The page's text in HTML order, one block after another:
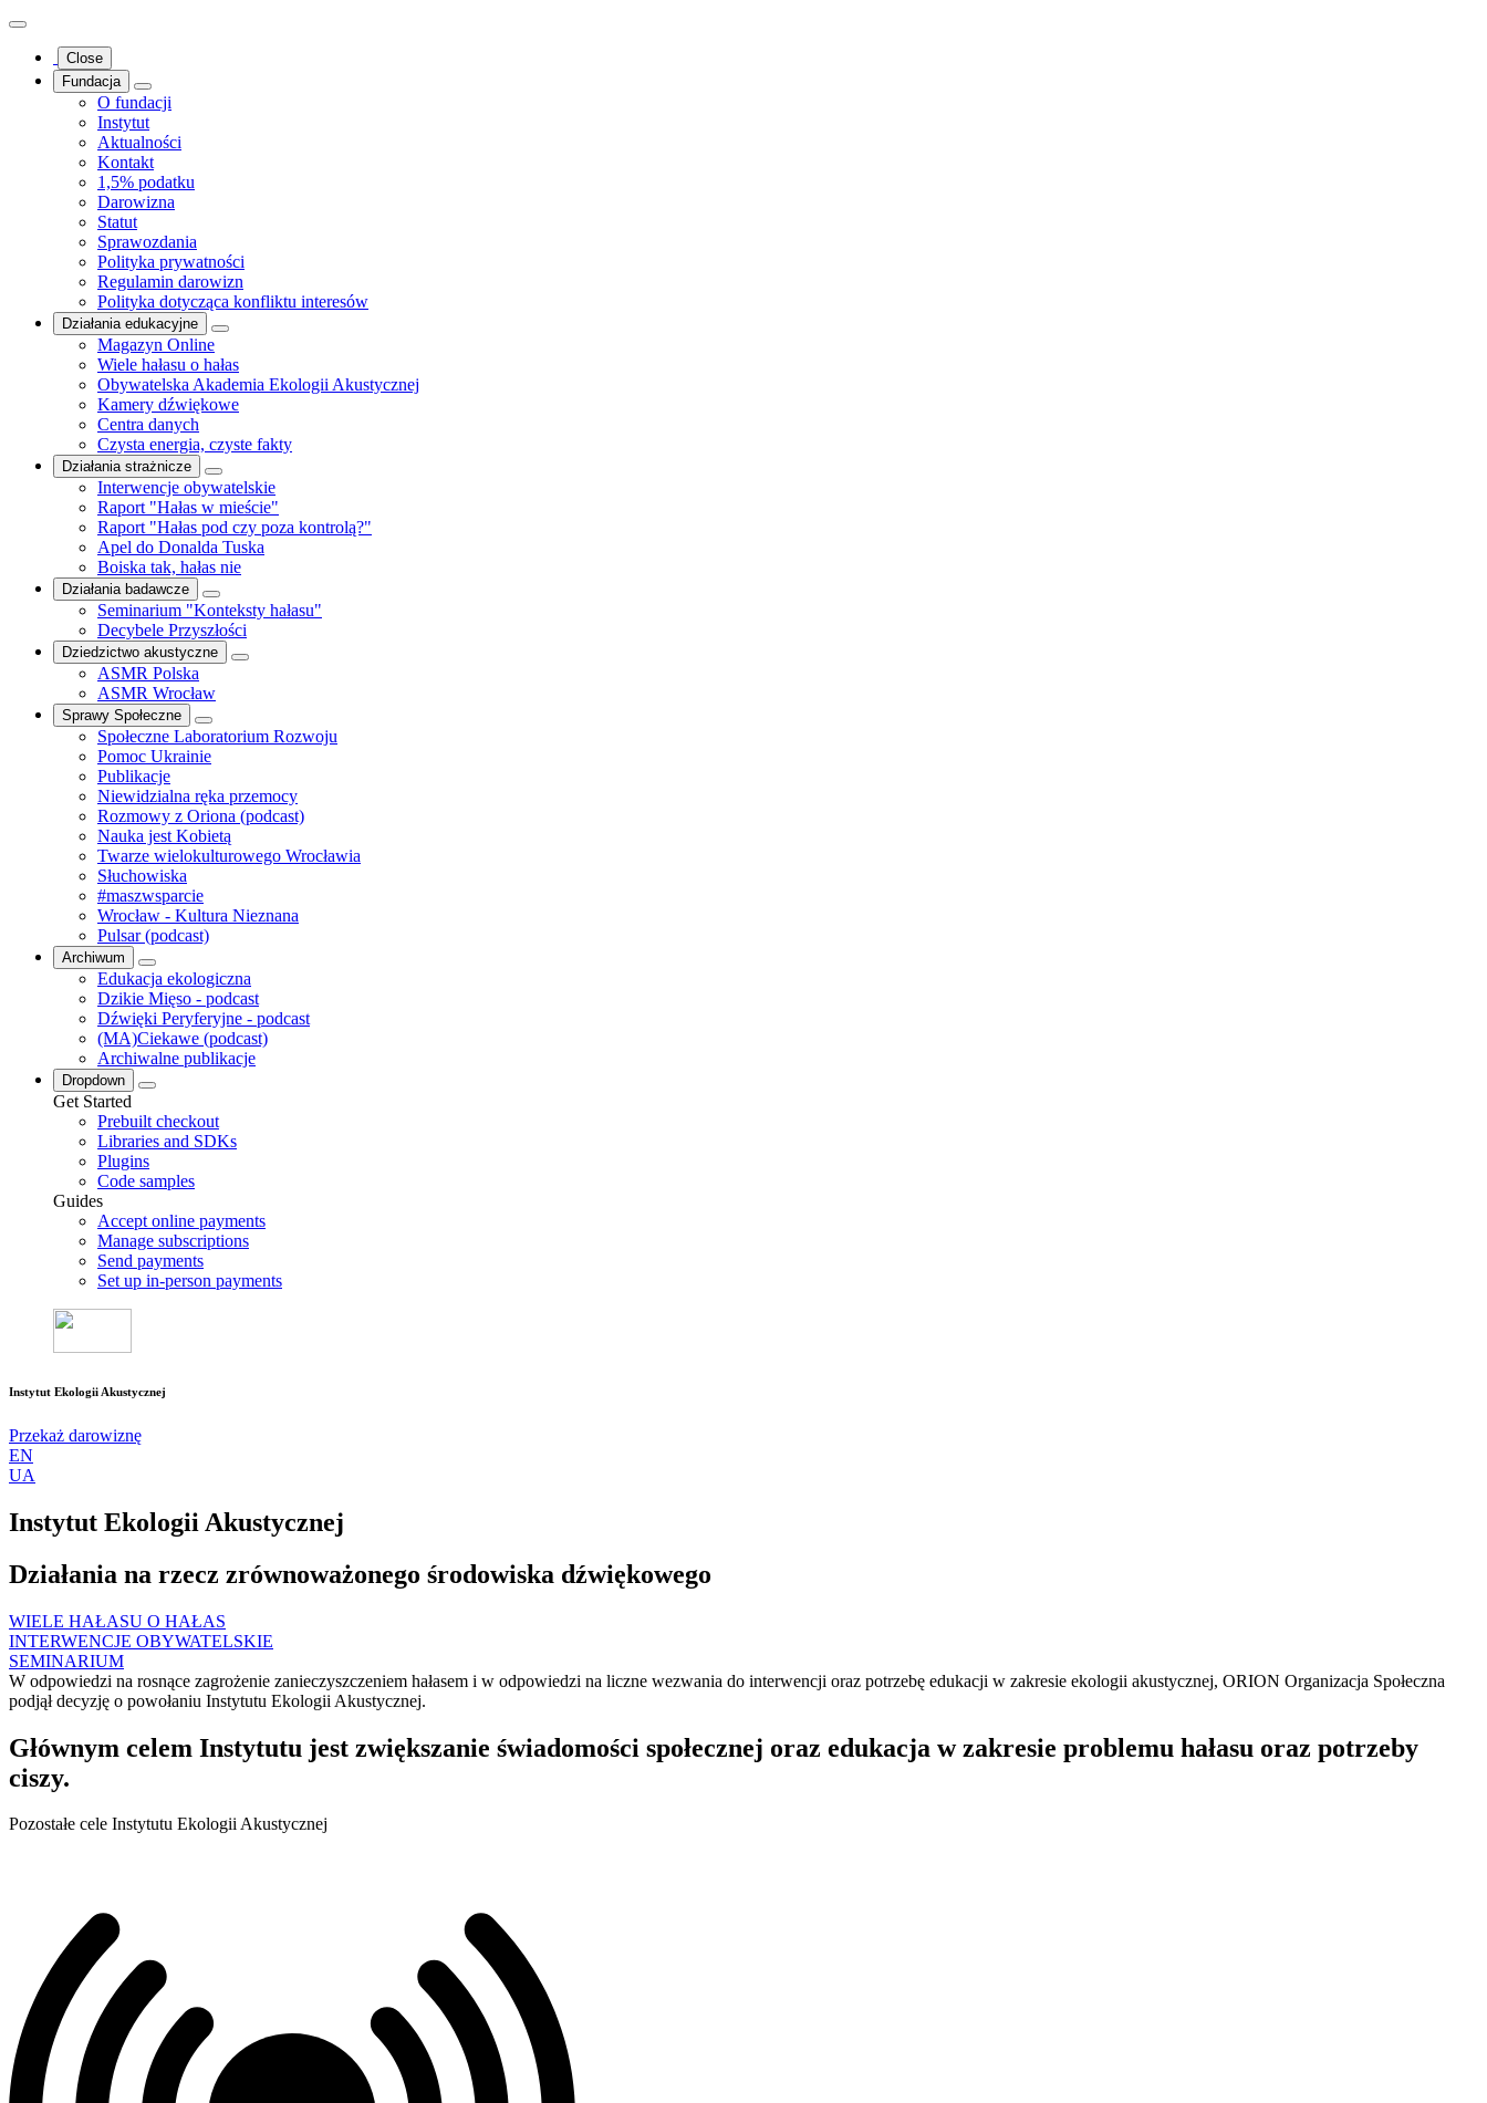
Close
Fundacja
O fundacji
Instytut
Aktualności
Kontakt
1,5% podatku
Darowizna
Statut
Sprawozdania
Polityka prywatności
Regulamin darowizn
Polityka dotycząca konfliktu interesów
Działania edukacyjne
Magazyn Online
Wiele hałasu o hałas
Obywatelska Akademia Ekologii Akustycznej
Kamery dźwiękowe
Centra danych
Czysta energia, czyste fakty
Działania strażnicze
Interwencje obywatelskie
Raport "Hałas w mieście"
Raport "Hałas pod czy poza kontrolą?"
Apel do Donalda Tuska
Boiska tak, hałas nie
Działania badawcze
Seminarium "Konteksty hałasu"
Decybele Przyszłości
Dziedzictwo akustyczne
ASMR Polska
ASMR Wrocław
Sprawy Społeczne
Społeczne Laboratorium Rozwoju
Pomoc Ukrainie
Publikacje
Niewidzialna ręka przemocy
Rozmowy z Oriona (podcast)
Nauka jest Kobietą
Twarze wielokulturowego Wrocławia
Słuchowiska
#maszwsparcie
Wrocław - Kultura Nieznana
Pulsar (podcast)
Archiwum
Edukacja ekologiczna
Dzikie Mięso - podcast
Dźwięki Peryferyjne - podcast
(MA)Ciekawe (podcast)
Archiwalne publikacje
Dropdown
Get Started
Prebuilt checkout
Libraries and SDKs
Plugins
Code samples
Guides
Accept online payments
Manage subscriptions
Send payments
Set up in-person payments
Instytut Ekologii Akustycznej
Przekaż darowiznę
EN
UA
Instytut Ekologii Akustycznej
Działania na rzecz zrównoważonego środowiska dźwiękowego
WIELE HAŁASU O HAŁAS
INTERWENCJE OBYWATELSKIE
SEMINARIUM
W odpowiedzi na rosnące zagrożenie zanieczyszczeniem hałasem i w odpowiedzi na liczne wezwania do interwencji oraz potrzebę edukacji w zakresie ekologii akustycznej, ORION Organizacja Społeczna
podjął decyzję o powołaniu Instytutu Ekologii Akustycznej.
Głównym celem Instytutu jest zwiększanie świadomości społecznej oraz edukacja w zakresie problemu hałasu oraz potrzeby
ciszy.
Pozostałe cele Instytutu Ekologii Akustycznej